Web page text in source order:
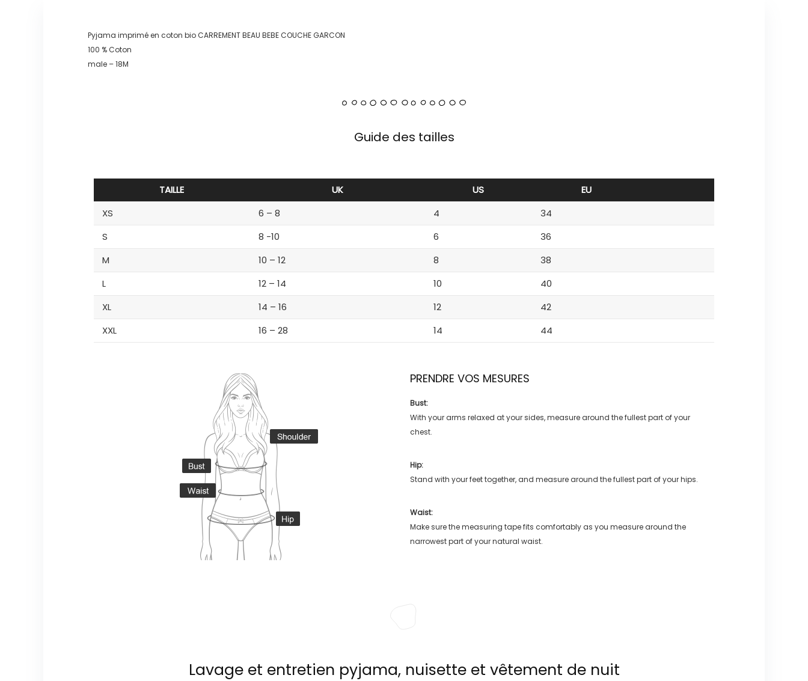
Pyjama imprimé en coton bio CARREMENT BEAU BEBE COUCHE GARCON
100 % Coton
male – 18M
Guide des tailles
TAILLE UK US
EU
XS
6 – 8 4
34
S
8 -10 6
36
M
10 – 12 8
38
L
12 – 14 10
40
XL
14 – 16 12
42
XXL
16 – 28 14 44
PRENDRE VOS MESURES
Bust:
With your arms relaxed at your sides, measure around the fullest part of your
chest.
Hip:
Stand with your feet together, and measure around the fullest part of your hips.
Waist:
Make sure the measuring tape fits comfortably as you measure around the
narrowest part of your natural waist.
Lavage et entretien pyjama, nuisette et vêtement de nuit